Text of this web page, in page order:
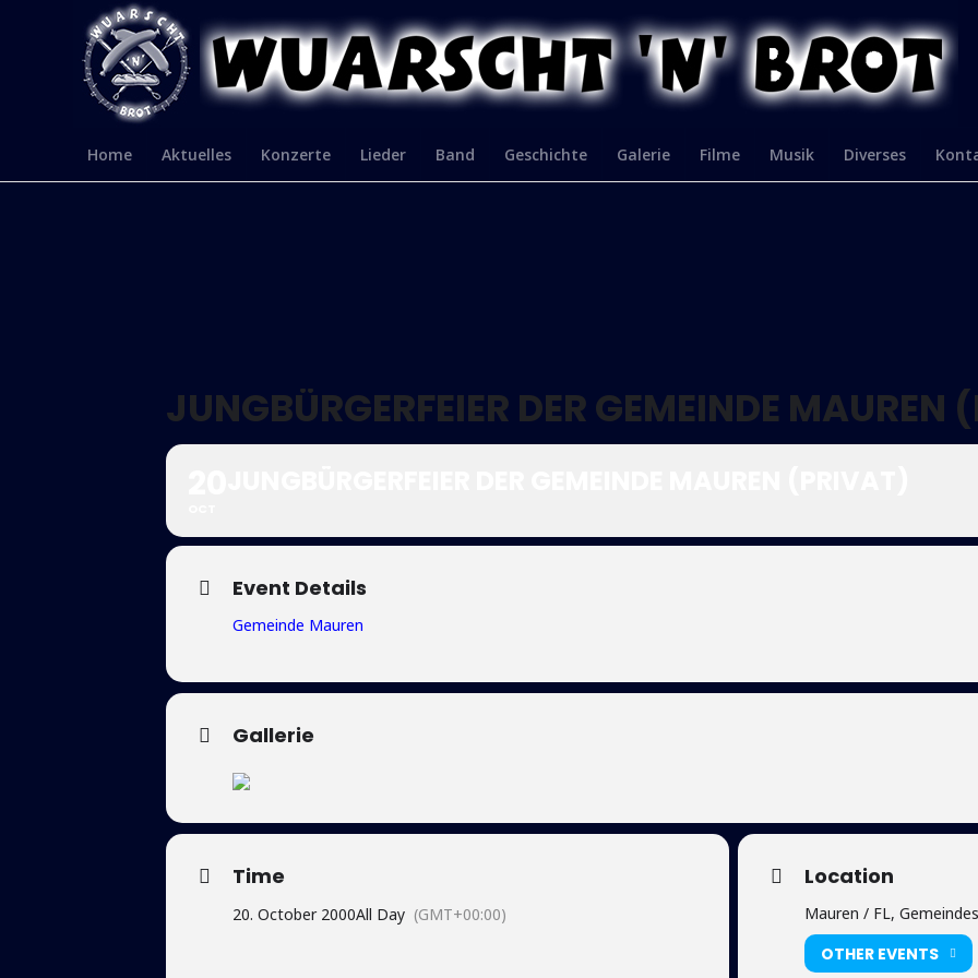
Home Aktuelles Konzerte Lieder Band Geschichte Galerie Filme Musik Diverses
JUNGBÜRGERFEIER DER GEMEINDE MAUREN
Event Details
Gemeinde Mauren
Gallerie
Time
20. October 2000All Day (GMT+00:00)
Location
Mauren / FL,
OTHER EVENTS